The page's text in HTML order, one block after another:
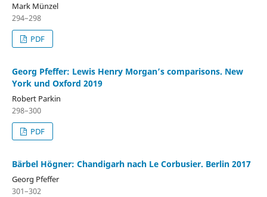
Mark Münzel
294–298
PDF
Georg Pfeffer: Lewis Henry Morgan’s comparisons. New
York und Oxford 2019
Robert Parkin
298–300
PDF
Bärbel Högner: Chandigarh nach Le Corbusier. Berlin 2017
Georg Pfeffer
301–302